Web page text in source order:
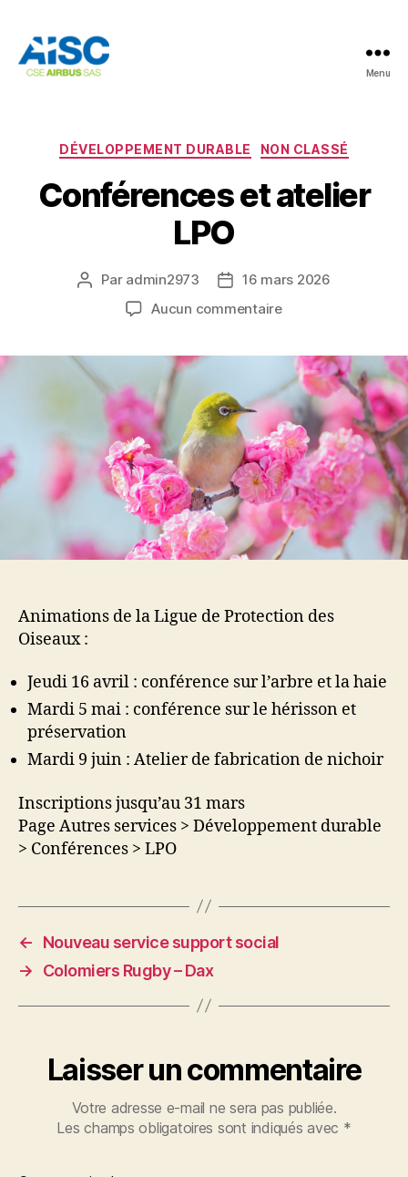
Menu
Catégories
DÉVELOPPEMENT DURABLE NON CLASSÉ
Conférences et atelier
LPO
Auteur
l’article
Par admin2973
Date16 mars 2026
Aucun commentairesur
atelier
LPO
Animations de la Ligue de Protection des
Oiseaux :
Jeudi 16 avril : conférence sur l’arbre et la haie
Mardi 5 mai : conférence sur le hérisson et
préservation
Mardi 9 juin : Atelier de fabrication de nichoir
Inscriptions jusqu’au 31 mars
Page Autres services > Développement durable
> Conférences > LPO
←
Nouveau service support social
→
Colomiers Rugby – Dax
Laisser un commentaire
Votre adresse e-mail ne sera pas publiée.
Les champs obligatoires sont indiqués avec *